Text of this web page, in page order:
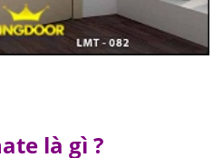
là gì ?